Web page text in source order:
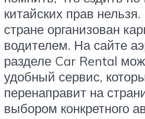
китайских прав
стране организован
водителем. На сайте
разделе Car Rental
удобный сервис,
перенаправит на
выбором конкретного